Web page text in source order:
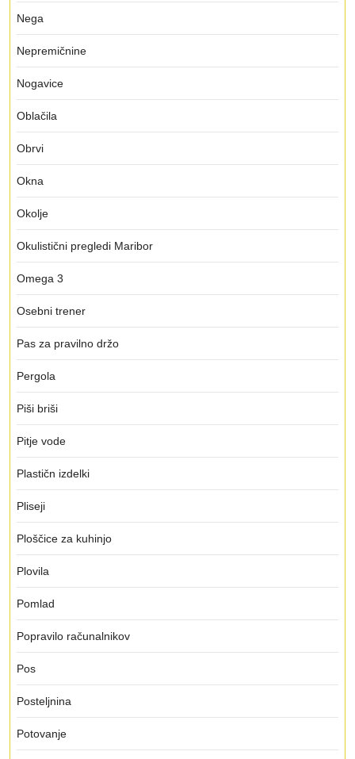
Nega
Nepremičnine
Nogavice
Oblačila
Obrvi
Okna
Okolje
Okulistični pregledi Maribor
Omega 3
Osebni trener
Pas za pravilno držo
Pergola
Piši briši
Pitje vode
Plastičn izdelki
Pliseji
Ploščice za kuhinjo
Plovila
Pomlad
Popravilo računalnikov
Pos
Posteljnina
Potovanje